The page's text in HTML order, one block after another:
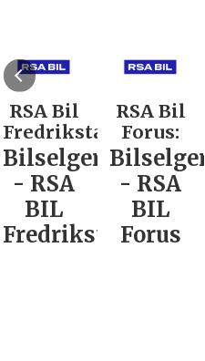
RSA Bil
Fredrikstad:
Bilselger
- RSA
BIL
Fredrikstad
RSA Bil
Forus:
Bilselger
- RSA
BIL
Forus